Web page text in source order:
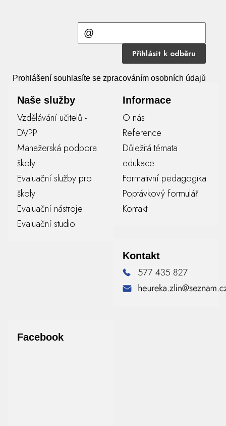
Přihlásit k odběru
Prohlášení souhlasíte se zpracováním osobních údajů
Naše služby
Vzdělávání učitelů -
DVPP
Manažerská podpora
školy
Evaluační služby pro
školy
Evaluační nástroje
Evaluační studio
Informace
O nás
Reference
Důležitá témata
edukace
Formativní pedagogika
Poptávkový formulář
Kontakt
Kontakt
Facebook